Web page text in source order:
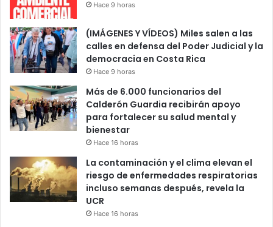
Hace 9 horas
(IMÁGENES Y VÍDEOS) Miles salen a las
calles en defensa del Poder Judicial y la
democracia en Costa Rica
Hace 9 horas
Más de 6.000 funcionarios del
Calderón Guardia recibirán apoyo
para fortalecer su salud mental y
bienestar
Hace 16 horas
La contaminación y el clima elevan el
riesgo de enfermedades respiratorias
incluso semanas después, revela la
UCR
Hace 16 horas